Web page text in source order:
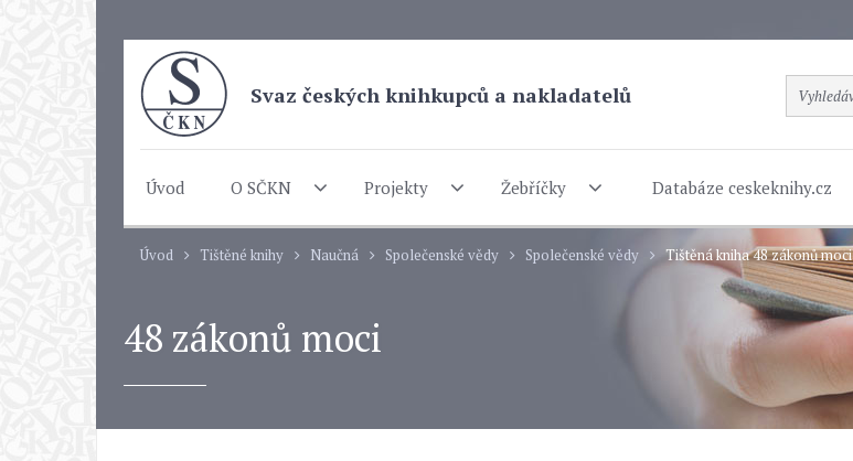
Svaz českých knihkupců a nakladatelů
Úvod O SČKN Projekty Žebříčky Databáze ceskeknihy.cz
Úvod Tištěné knihy Naučná Společenské vědy Společenské vědy Tištěná kniha 48 zákonů moci
48 zákonů moci